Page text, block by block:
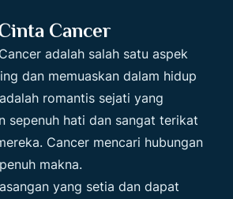
Cancer
adalah salah satu aspek
dan memuaskan dalam hidup
romantis sejati yang
sepenuh hati dan sangat terikat
Cancer mencari hubungan
makna.
yang setia dan dapat